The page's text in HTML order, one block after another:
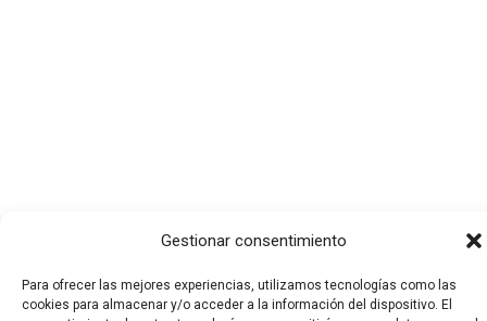
Gestionar consentimiento
Para ofrecer las mejores experiencias, utilizamos tecnologías como las
cookies para almacenar y/o acceder a la información del dispositivo. El